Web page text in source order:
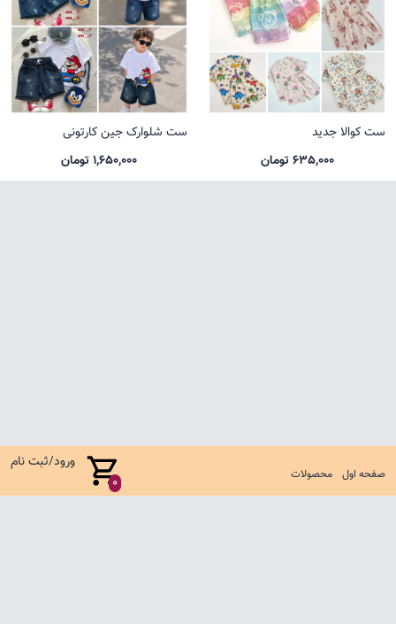
صفحه اول محصولات 0
ورود/ثبت نام
ست کوالا جدید
635,000 تومان
ست شلوارک جین کارتونی
1,650,000 تومان